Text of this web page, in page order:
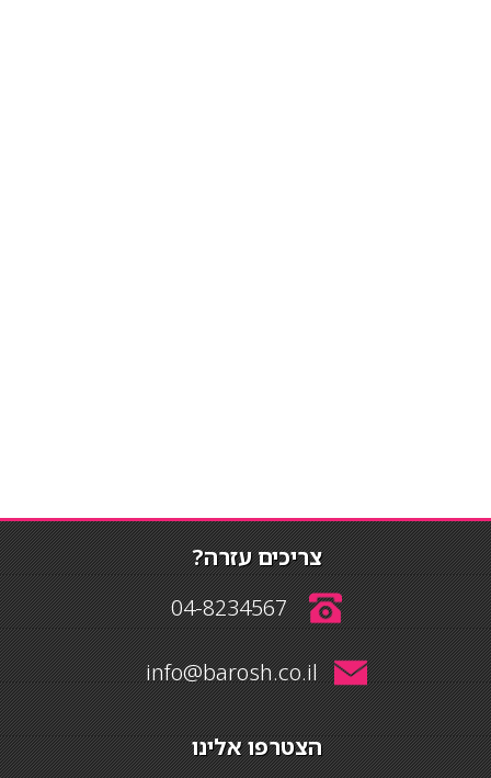
צריכים עזרה?
04-8234567
info@barosh.co.il
הצטרפו אלינו